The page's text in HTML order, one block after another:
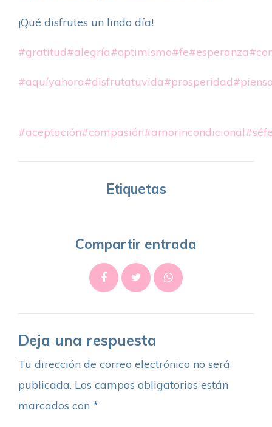
¡Qué disfrutes un lindo día!
#gratitud#alegría#optimismo#fe#esperanza
#aquíyahora#disfrutatuvida#prosperidad
#aceptación#compasión#amorincondicional
Etiquetas
Compartir entrada
Deja una respuesta
Tu dirección de correo electrónico no será
publicada. Los campos obligatorios están
marcados con *